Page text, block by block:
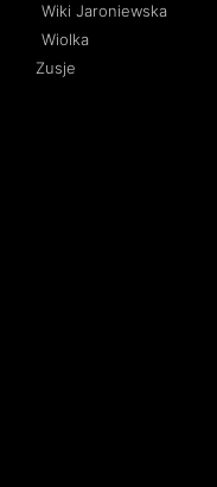
Wiki Jaroniewska
Wiolka
Zusje